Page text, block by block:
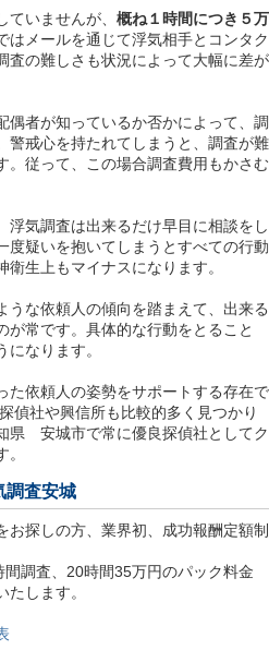
いませんが、 概ね１時間につき５万
はメールを通じて浮気相手とコンタク
査の難しさも状況によって大幅に差が
偶者が知っているか否かによって、調
警戒心を持たれてしまうと、調査が難
。従って、この場合調査費用もかさむ
浮気調査は出来るだけ早目に相談をし
度疑いを抱いてしまうとすべての行動
生上もマイナスになります。
うな依頼人の傾向を踏まえて、出来る
が常です。具体的な行動をとること
なります。
た依頼人の姿勢をサポートする存在で
偵社や興信所も比較的多く見つかり
県 安城市で常に優良探偵社としてク
調査安城
お探しの方、業界初、成功報酬定額制
調査、20時間35万円のパック料金
します。